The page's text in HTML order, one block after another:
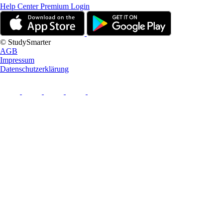
Help CenterPremium Login
© StudySmarter
AGB
Impressum
Datenschutzerklärung